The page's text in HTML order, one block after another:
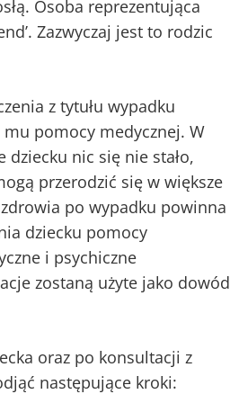
Osoba reprezentująca
Zazwyczaj jest to rodzic
z tytułu wypadku
pomocy medycznej. W
nic się nie stało,
przerodzić się w większe
po wypadku powinna
dziecku pomocy
i psychiczne
zostaną użyte jako dowód
oraz po konsultacji z
następujące kroki: